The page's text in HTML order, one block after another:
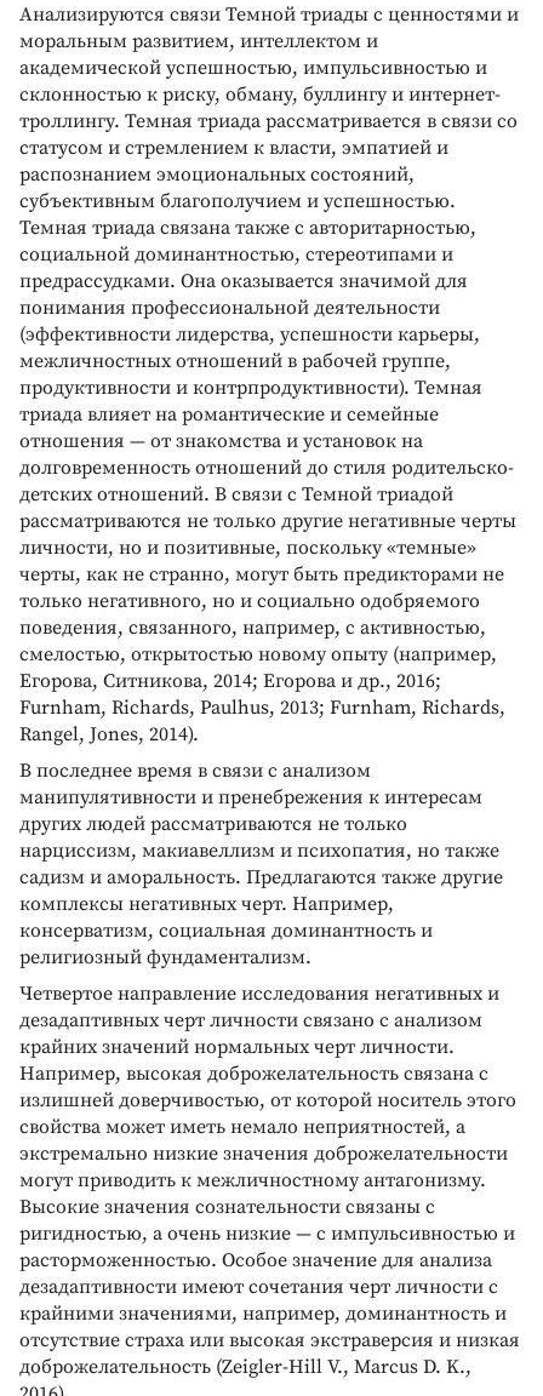
Анализируются связи Темной триады с ценностями и
моральным развитием, интеллектом и
академической успешностью, импульсивностью и
склонностью к риску, обману, буллингу и интернет-
троллингу. Темная триада рассматривается в связи со
статусом и стремлением к власти, эмпатией и
распознанием эмоциональных состояний,
субъективным благополучием и успешностью.
Темная триада связана также с авторитарностью,
социальной доминантностью, стереотипами и
предрассудками. Она оказывается значимой для
понимания профессиональной деятельности
(эффективности лидерства, успешности карьеры,
межличностных отношений в рабочей группе,
продуктивности и контрпродуктивности). Темная
триада влияет на романтические и семейные
отношения — от знакомства и установок на
долговременность отношений до стиля родительско-
детских отношений. В связи с Темной триадой
рассматриваются не только другие негативные черты
личности, но и позитивные, поскольку «темные»
черты, как не странно, могут быть предикторами не
только негативного, но и социально одобряемого
поведения, связанного, например, с активностью,
смелостью, открытостью новому опыту (например,
Егорова, Ситникова, 2014; Егорова и др., 2016;
Furnham, Richards, Paulhus, 2013; Furnham, Richards,
Rangel, Jones, 2014).
В последнее время в связи с анализом
манипулятивности и пренебрежения к интересам
других людей рассматриваются не только
нарциссизм, макиавеллизм и психопатия, но также
садизм и аморальность. Предлагаются также другие
комплексы негативных черт. Например,
консерватизм, социальная доминантность и
религиозный фундаментализм.
Четвертое направление исследования негативных и
дезадаптивных черт личности связано с анализом
крайних значений нормальных черт личности.
Например, высокая доброжелательность связана с
излишней доверчивостью, от которой носитель этого
свойства может иметь немало неприятностей, а
экстремально низкие значения доброжелательности
могут приводить к межличностному антагонизму.
Высокие значения сознательности связаны с
ригидностью, а очень низкие — с импульсивностью и
расторможенностью. Особое значение для анализа
дезадаптивности имеют сочетания черт личности с
крайними значениями, например, доминантность и
отсутствие страха или высокая экстраверсия и низкая
доброжелательность (Zeigler-Hill V., Marcus D. K.,